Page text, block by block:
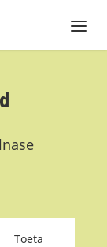
Toeta